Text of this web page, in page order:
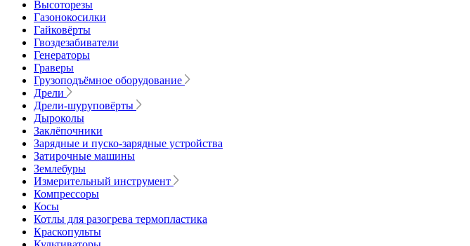
Высоторезы
Газонокосилки
Гайковёрты
Гвоздезабиватели
Генераторы
Граверы
Грузоподъёмное оборудование
Дрели
Дрели-шуруповёрты
Дыроколы
Заклёпочники
Зарядные и пуско-зарядные устройства
Затирочные машины
Землебуры
Измерительный инструмент
Компрессоры
Косы
Котлы для разогрева термопластика
Краскопульты